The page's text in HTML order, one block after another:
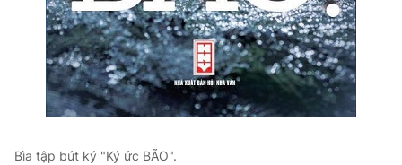
Bìa tập bút ký "Ký ức BÃO".